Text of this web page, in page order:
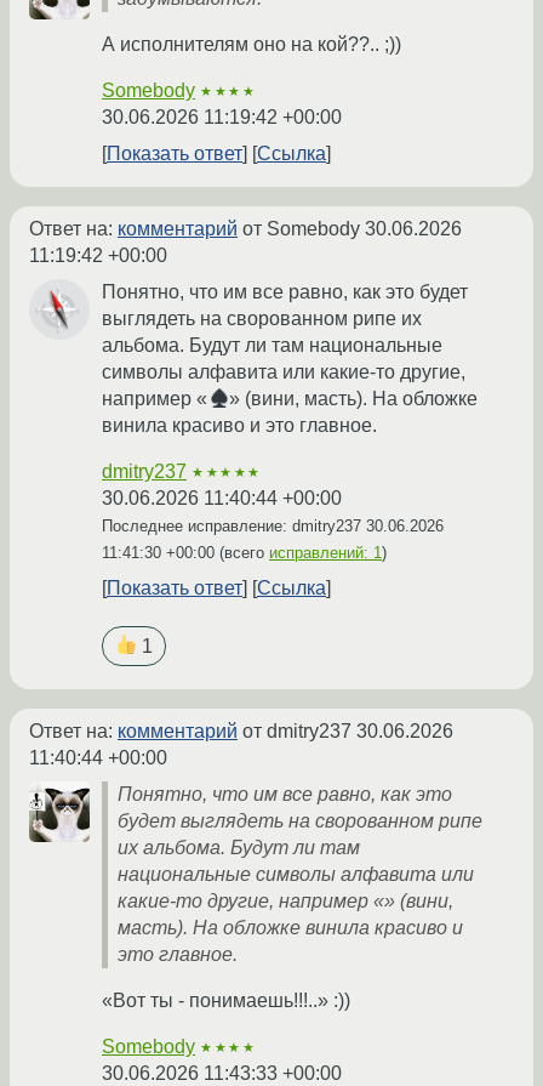
А исполнителям оно на кой??.. ;))
Somebody ★★★★
30.06.2026 11:19:42 +00:00
Показать ответ
Ссылка
Ответ на: комментарий от Somebody 30.06.2026
11:19:42 +00:00
Понятно, что им все равно, как это будет
выглядеть на сворованном рипе их
альбома. Будут ли там национальные
символы алфавита или какие-то другие,
например «
» (вини, масть). На обложке
винила красиво и это главное.
dmitry237 ★★★★★
30.06.2026 11:40:44 +00:00
Последнее исправление: dmitry237 30.06.2026
11:41:30 +00:00 (всего исправлений: 1)
Показать ответ Ссылка
1
Ответ на: комментарий от dmitry237 30.06.2026
11:40:44 +00:00
Понятно, что им все равно, как это
будет выглядеть на сворованном рипе
их альбома. Будут ли там
национальные символы алфавита или
какие-то другие, например «» (вини,
масть). На обложке винила красиво и
это главное.
«Вот ты - понимаешь!!!..» :))
Somebody ★★★★
30.06.2026 11:43:33 +00:00